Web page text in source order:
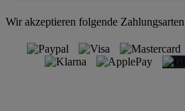
Wir akzeptieren folgende Zahlungsarten